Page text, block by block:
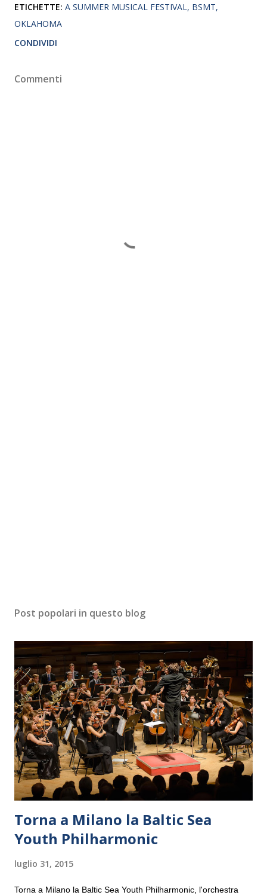
ETICHETTE: A SUMMER MUSICAL FESTIVAL BSMT
OKLAHOMA
CONDIVIDI
Commenti
Post popolari in questo blog
Torna a Milano la Baltic Sea
Youth Philharmonic
luglio 31, 2015
Torna a Milano la Baltic Sea Youth Philharmonic, l'orchestra